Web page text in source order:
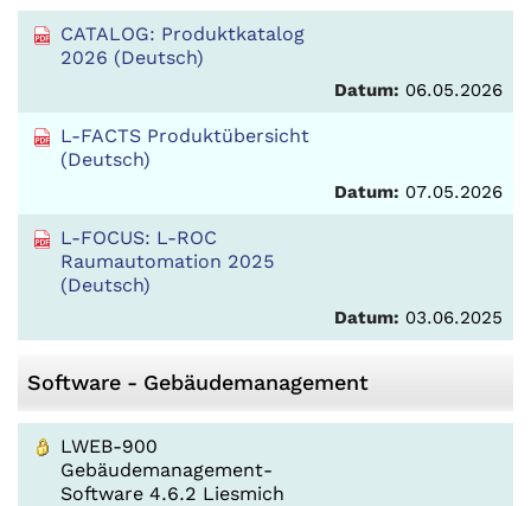
CATALOG: Produktkatalog
2026 (Deutsch)
Datum: 06.05.2026
L-FACTS Produktübersicht
(Deutsch)
Datum: 07.05.2026
L-FOCUS: L-ROC
Raumautomation 2025
(Deutsch)
Datum: 03.06.2025
Software - Gebäudemanagement
LWEB-900
Gebäudemanagement-
Software 4.6.2 Liesmich